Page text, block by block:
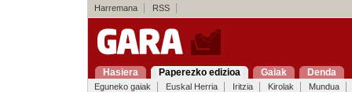
Harremana RSS
Hasiera Paperezko edizioa Gaiak Denda
Eguneko gaiak Euskal Herria Iritzia Kirolak Mundua